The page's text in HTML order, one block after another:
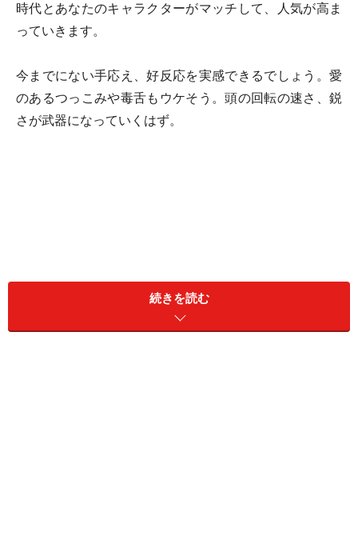
時代とあなたのキャラクターがマッチして、人気が高ま
っていきます。
今までにない手応え、好反応を実感できるでしょう。愛
のあるつっこみや毒舌もウケそう。頭の回転の速さ、鋭
さが武器になっていくはず。
続きを読む